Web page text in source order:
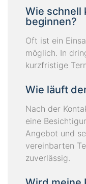
Wie schnell
beginnen?
Oft ist ein
möglich. In
kurzfristige
Wie läuft
Nach der
eine
Angebot und
vereinbarten
zuverlässig.